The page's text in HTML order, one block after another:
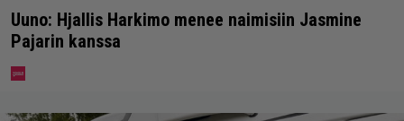
Uuno: Hjallis Harkimo menee naimisiin Jasmine
Pajarin kanssa